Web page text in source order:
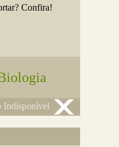
Confira!
Indisponível